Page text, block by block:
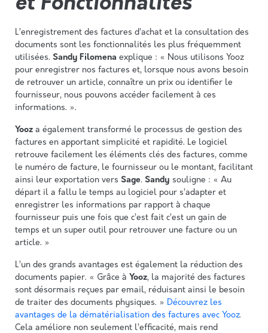
L’enregistrement des factures d’achat et la consultation des
documents sont les fonctionnalités les plus fréquemment
utilisées. Sandy Filomena explique : « Nous utilisons Yooz
pour enregistrer nos factures et, lorsque nous avons besoin
de retrouver un article, connaître un prix ou identifier le
fournisseur, nous pouvons accéder facilement à ces
informations. ».
Yooz a également transformé le processus de gestion des
factures en apportant simplicité et rapidité. Le logiciel
retrouve facilement les éléments clés des factures, comme
le numéro de facture, le fournisseur ou le montant, facilitant
ainsi leur exportation vers Sage. Sandy souligne : « Au
départ il a fallu le temps au logiciel pour s’adapter et
enregistrer les informations par rapport à chaque
fournisseur puis une fois que c’est fait c’est un gain de
temps et un super outil pour retrouver une facture ou un
article. »
L’un des grands avantages est également la réduction des
documents papier. « Grâce à Yooz, la majorité des factures
sont désormais reçues par email, réduisant ainsi le besoin
de traiter des documents physiques. » Découvrez les
avantages de la dématérialisation des factures avec Yooz.
Cela améliore non seulement l’efficacité, mais rend